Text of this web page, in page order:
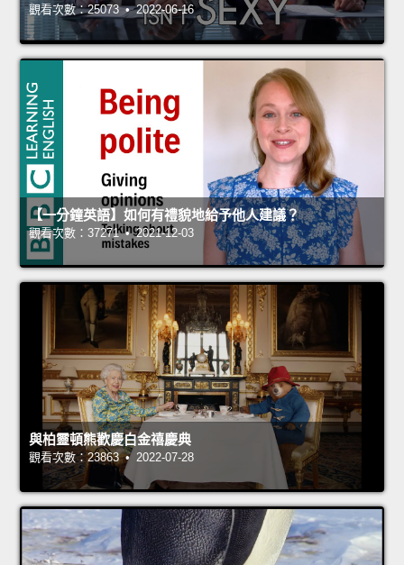
觀看次數：25073 • 2022-06-16
【一分鐘英語】如何有禮貌地給予他人建議？
觀看次數：37271 • 2021-12-03
與柏靈頓熊歡慶白金禧慶典
觀看次數：23863 • 2022-07-28